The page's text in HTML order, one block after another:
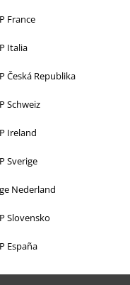
France
Italia
Česká Republika
Schweiz
Ireland
Sverige
Nederland
Slovensko
España